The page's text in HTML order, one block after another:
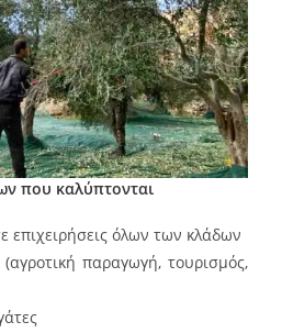
που καλύπτονται
επιχειρήσεις όλων των κλάδων
(αγροτική παραγωγή, τουρισμός,